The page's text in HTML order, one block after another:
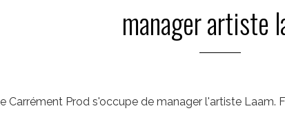
manager artiste
Carrément Prod s'occupe de manager l'artiste Laam.